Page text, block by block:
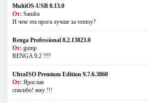
MultiOS-USB 0.13.0
От: Sandra
И чем эта прога лучше за ventoy?
Renga Professional 8.2.13823.0
От: gump
RENGA 9.2 ???
UltraISO Premium Edition 9.7.6.3860
От: Ярослав
спасибо! мяу !!!